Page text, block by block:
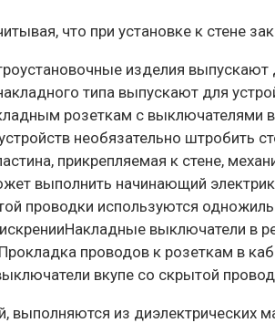
что при установке к стене
изделия
типа выпускают для
розеткам с
необязательно
прикрепляемая к стене,
выполнить начинающий
проводки используются
выключатели в
проводов к розеткам в
вкупе со скрытой
из диэлектрических